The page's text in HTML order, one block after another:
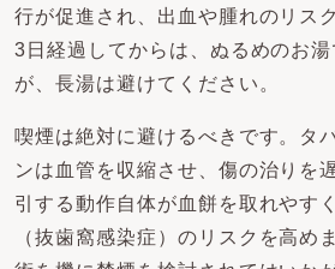
行が促進され、出血や腫れのリス
3日経過してからは、ぬるめのお
が、長湯は避けてください。
喫煙は絶対に避けるべきです。タ
ンは血管を収縮させ、傷の治りを
引する動作自体が血餅を取れやす
（抜歯窩感染症）のリスクを高め